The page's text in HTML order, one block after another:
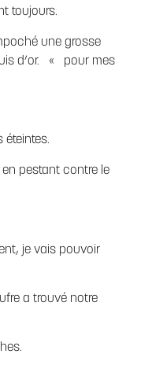
toujours.
une grosse
d’or. « pour mes
éteintes.
en pestant contre le
je vais pouvoir
a trouvé notre